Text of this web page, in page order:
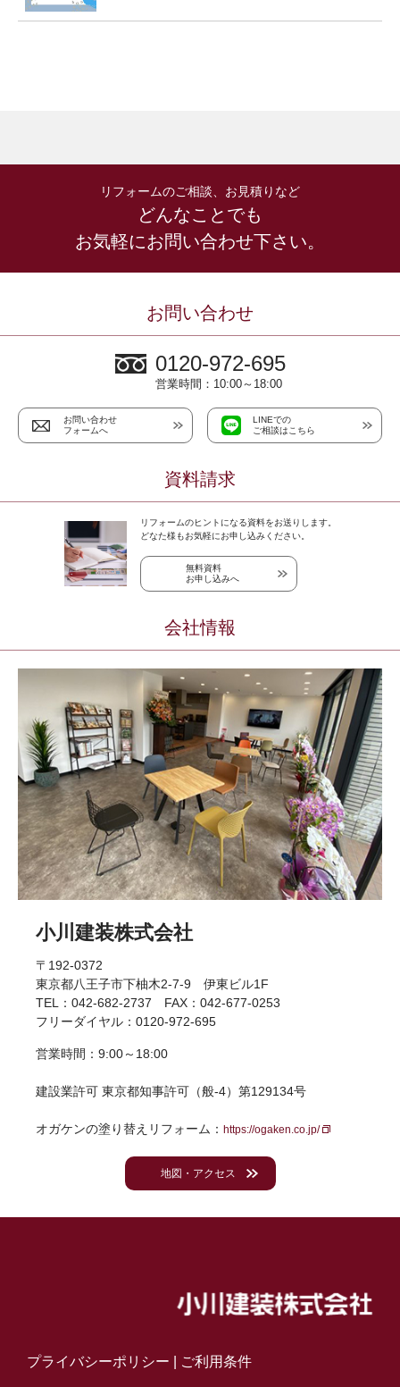
リフォームのご相談、お見積りなど
どんなことでも
お気軽にお問い合わせ下さい。
お問い合わせ
0120-972-695
営業時間：10:00～18:00
お問い合わせ
フォームへ
LINEでの
ご相談はこちら
資料請求
リフォームのヒントになる資料をお送りします。
どなた様もお気軽にお申し込みください。
無料資料
お申し込みへ
会社情報
小川建装株式会社
〒192-0372
東京都八王子市下柚木2-7-9 伊東ビル1F
TEL：042-682-2737 FAX：042-677-0253
フリーダイヤル：0120-972-695
営業時間：9:00～18:00
建設業許可 東京都知事許可（般-4）第129134号
オガケンの塗り替えリフォーム： https://ogaken.co.jp/
地図・アクセス
プライバシーポリシー ご利用条件